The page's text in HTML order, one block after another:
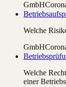
GmbH
Welche
GmbH
Welche
einer